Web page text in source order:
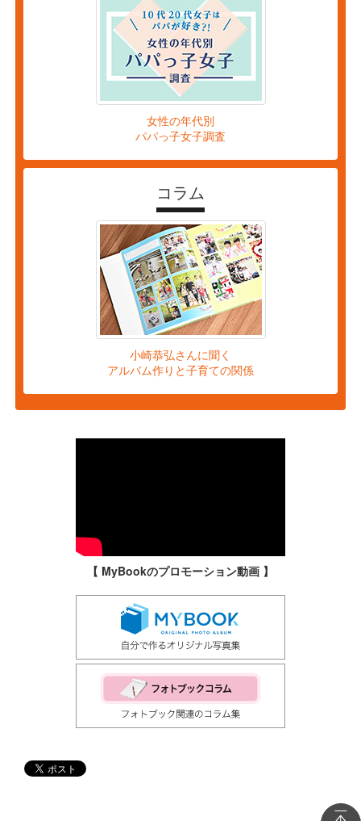
女性の年代別
パパっ子女子調査
コラム
小崎恭弘さんに聞く
アルバム作りと子育ての関係
【 MyBookのプロモーション動画 】